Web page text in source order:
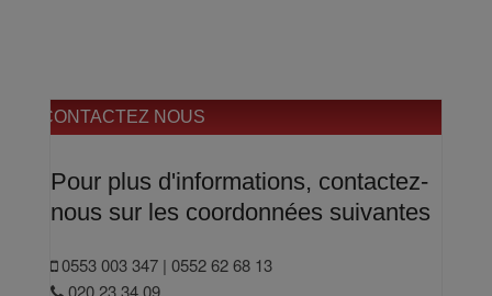
CONTACTEZ NOUS
Pour plus d'informations, contactez-
nous sur les coordonnées suivantes
0553 003 347 | 0552 62 68 13
020 23 34 09